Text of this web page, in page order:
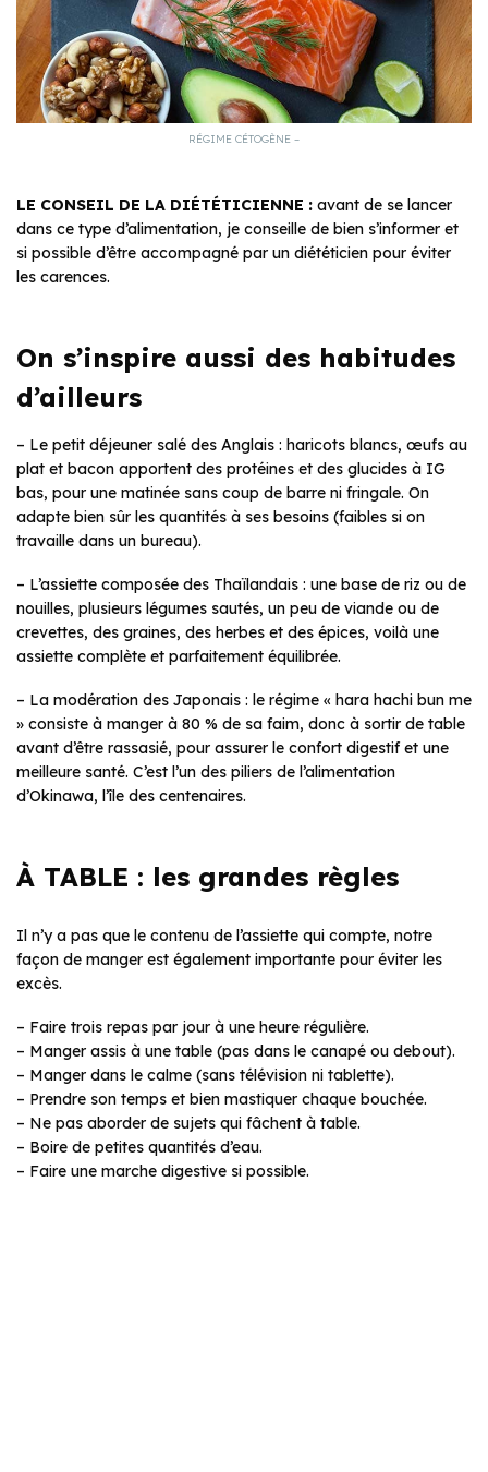
RÉGIME CÉTOGÈNE –
LE CONSEIL DE LA DIÉTÉTICIENNE : avant de se lancer
dans ce type d’alimentation, je conseille de bien s’informer et
si possible d’être accompagné par un diététicien pour éviter
les carences.
On s’inspire aussi des habitudes
d’ailleurs
– Le petit déjeuner salé des Anglais : haricots blancs, œufs au
plat et bacon apportent des protéines et des glucides à IG
bas, pour une matinée sans coup de barre ni fringale. On
adapte bien sûr les quantités à ses besoins (faibles si on
travaille dans un bureau).
– L’assiette composée des Thaïlandais : une base de riz ou de
nouilles, plusieurs légumes sautés, un peu de viande ou de
crevettes, des graines, des herbes et des épices, voilà une
assiette complète et parfaitement équilibrée.
– La modération des Japonais : le régime « hara hachi bun me
» consiste à manger à 80 % de sa faim, donc à sortir de table
avant d’être rassasié, pour assurer le confort digestif et une
meilleure santé. C’est l’un des piliers de l’alimentation
d’Okinawa, l’île des centenaires.
À TABLE : les grandes règles
Il n’y a pas que le contenu de l’assiette qui compte, notre
façon de manger est également importante pour éviter les
excès.
– Faire trois repas par jour à une heure régulière.
– Manger assis à une table (pas dans le canapé ou debout).
– Manger dans le calme (sans télévision ni tablette).
– Prendre son temps et bien mastiquer chaque bouchée.
– Ne pas aborder de sujets qui fâchent à table.
– Boire de petites quantités d’eau.
– Faire une marche digestive si possible.